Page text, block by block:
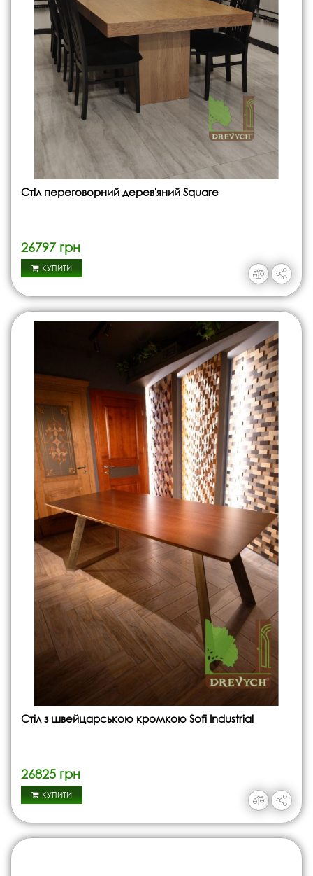
Стіл переговорний дерев'яний Square
26797 грн
КУПИТИ
Стіл з швейцарською кромкою Sofi Industrial
26825 грн
КУПИТИ